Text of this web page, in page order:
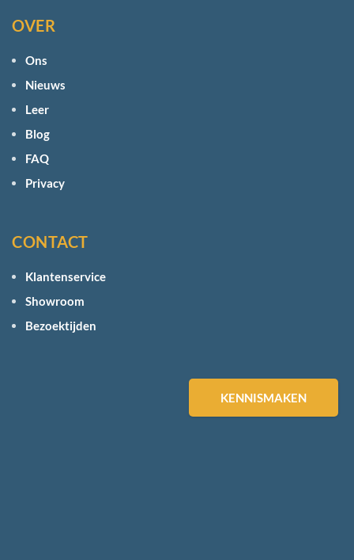
OVER
Ons
Nieuws
Leer
Blog
FAQ
Privacy
CONTACT
Klantenservice
Showroom
Bezoektijden
KENNISMAKEN